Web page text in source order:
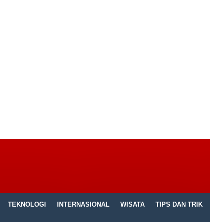
TEKNOLOGI INTERNASIONAL WISATA TIPS DAN TRIK